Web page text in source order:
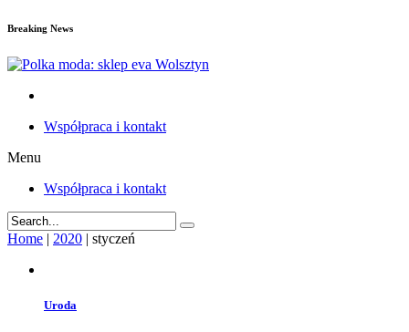
Breaking News
Współpraca i kontakt
Menu
Współpraca i kontakt
Home | 2020 | styczeń
Uroda